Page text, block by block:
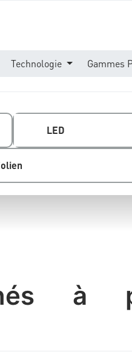
Technologie Gammes
LED
à